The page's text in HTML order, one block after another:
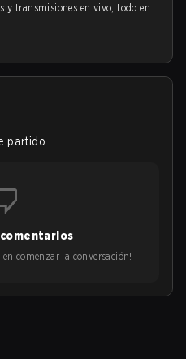
y transmisiones en vivo, todo en
partido
comenzar la conversación!